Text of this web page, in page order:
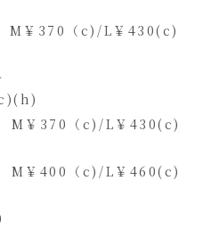
M￥370（c)/L￥430(c)
M￥370（c)/L￥430(c)
M￥400（c)/L￥460(c)